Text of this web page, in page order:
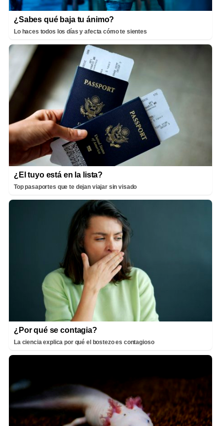
¿Sabes qué baja tu ánimo?
Lo haces todos los días y afecta cómo te sientes
¿El tuyo está en la lista?
Top pasaportes que te dejan viajar sin visado
¿Por qué se contagia?
La ciencia explica por qué el bostezo es contagioso